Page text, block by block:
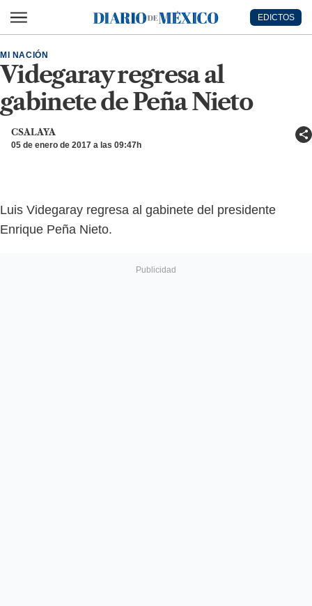
Diario de México
EDICTOS
Videgaray regresa al
gabinete de Peña Nieto
MI NACIÓN
CSALAYA
05 de enero de 2017 a las 09:47h
Luis Videgaray regresa al gabinete del presidente
Enrique Peña Nieto.